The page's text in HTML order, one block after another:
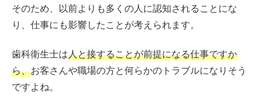
そのため、以前よりも多くの人に認知されることにな
り、仕事にも影響したことが考えられます。
歯科衛生士は人と接することが前提になる仕事ですか
ら、お客さんや職場の方と何らかのトラブルになりそう
ですよね。